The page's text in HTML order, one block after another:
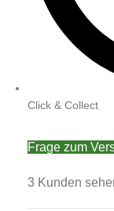
Click & Collect
Frage zum
3 Kunden